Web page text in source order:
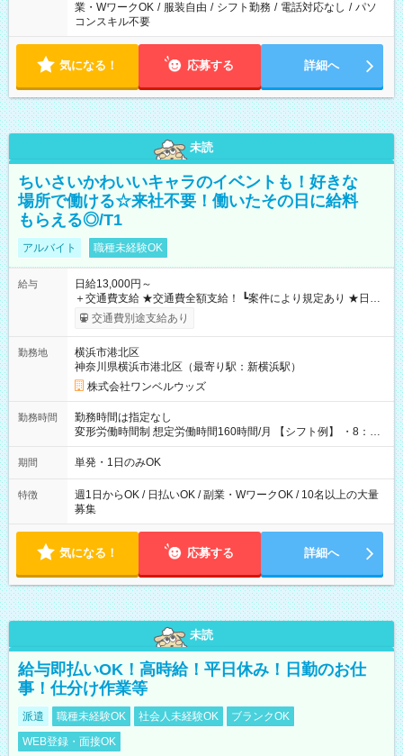
業・WワークOK / 服装自由 / シフト勤務 / 電話対応なし / パソ
コンスキル不要
気になる！ 応募する 詳細へ
未読
ちいさいかわいいキャラのイベントも！好きな
場所で働ける☆来社不要！働いたその日に給料
もらえる◎/T1
アルバイト 職種未経験OK
給与
日給13,000円～
＋交通費支給 ★交通費全額支給！ ┗案件により規定あり ★日払
いOK！（規定あり） ┗働いたその日に現金GET♪ お仕事後はコ
ンビニATMから 日払い分を引き落とせます！ 【試用期間】試
交通費別途支給あり
勤務地
横浜市港北区
神奈川県横浜市港北区（最寄り駅：新横浜駅）
株式会社ワンベルウッズ
勤務時間
勤務時間は指定なし
変形労働時間制 想定労働時間160時間/月 【シフト例】 ・8：00
～21：00
期間 単発・1日のみOK
特徴
週1日からOK / 日払いOK / 副業・WワークOK / 10名以上の大量
募集
気になる！ 応募する 詳細へ
未読
給与即払いOK！高時給！平日休み！日勤のお仕
事！仕分け作業等
派遣 職種未経験OK 社会人未経験OK
ブランクOK
WEB登録・面接OK